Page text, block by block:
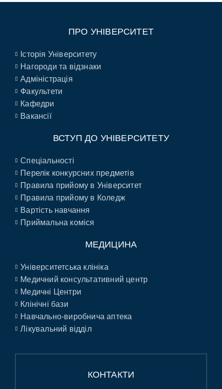
ПРО УНІВЕРСИТЕТ
Історія Університету
Нагороди та відзнаки
Адміністрація
Факультети
Кафедри
Вакансії
ВСТУП ДО УНІВЕРСИТЕТУ
Спеціальності
Перелік конкурсних предметів
Правила прийому в Університет
Правила прийому в Коледж
Вартість навчання
Приймальна коміся
МЕДИЦИНА
Університетська клініка
Медичний консультативний центр
Медичні Центри
Клінічні бази
Навчально-виробнича аптека
Лікувальний відділ
КОНТАКТИ